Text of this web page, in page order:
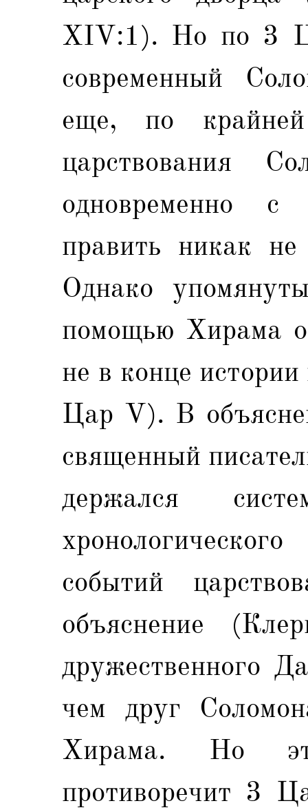
XIV:1). Но по 3
современный
еще, по
царствования
одновременно
править никак
Однако
помощью Xирама
не в конце
Цар V). В
священный
держался
событий
объяснение
дружественного
чем друг
Xирама. Но
противоречит 3